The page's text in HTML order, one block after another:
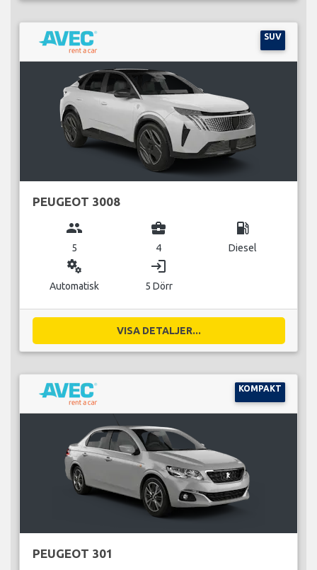
SUV
PEUGEOT 3008
group
5
business_center
4
local_gas_station
Diesel
miscellaneous_services
Automatisk
login
5 Dörr
VISA DETALJER...
KOMPAKT
PEUGEOT 301